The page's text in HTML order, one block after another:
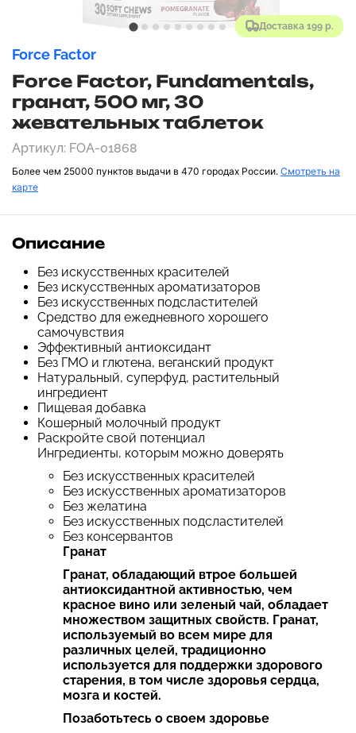
Доставка 199 р.
Force Factor
Force Factor, Fundamentals,
гранат, 500 мг, 30
жевательных таблеток
Артикул: FOA-01868
Более чем 25000 пунктов выдачи в 470 городах России. Смотреть на
карте
Описание
Без искусственных красителей
Без искусственных ароматизаторов
Без искусственных подсластителей
Средство для ежедневного хорошего
самочувствия
Эффективный антиоксидант
Без ГМО и глютена, веганский продукт
Натуральный, суперфуд, растительный
ингредиент
Пищевая добавка
Кошерный молочный продукт
Раскройте свой потенциал
Ингредиенты, которым можно доверять
Без искусственных красителей
Без искусственных ароматизаторов
Без желатина
Без искусственных подсластителей
Без консервантов
Гранат
Гранат, обладающий втрое большей
антиоксидантной активностью, чем
красное вино или зеленый чай, обладает
множеством защитных свойств. Гранат,
используемый во всем мире для
различных целей, традиционно
используется для поддержки здорового
старения, в том числе здоровья сердца,
мозга и костей.
Позаботьтесь о своем здоровье